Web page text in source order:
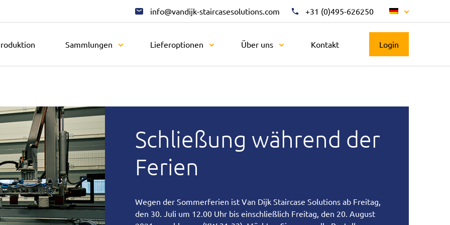
info@vandijk-staircasesolutions.com +31 (0)495-626250
Sammlungen Lieferoptionen Über uns Kontakt Login
Schließung während der
Ferien
Wegen der Sommerferien ist Van Dijk Staircase Solutions ab Freitag,
den 30. Juli um 12.00 Uhr bis einschließlich Freitag, den 20. August